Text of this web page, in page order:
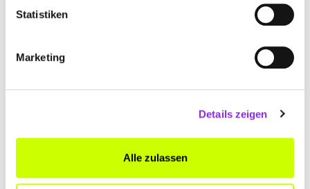
Statistiken
Marketing
Details zeigen
Alle zulassen
Super kundenfreundliche und lösungsorientierte Beratung.
★★★★★